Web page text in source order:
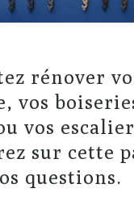
rénover
vos
vos
sur cette
questions.